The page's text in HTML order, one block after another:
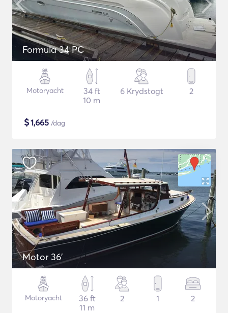
Formula 34 PC
Motoryacht
34 ft
10 m
6 Krydstogt 2
$1,665 /dag
Motor 36'
Motoryacht
36 ft
11 m
2 1 2